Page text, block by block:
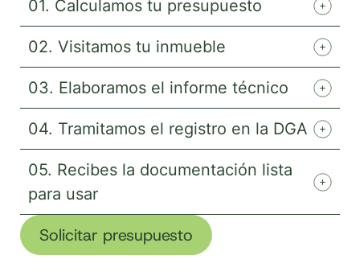
01. Calculamos tu presupuesto
02. Visitamos tu inmueble
03. Elaboramos el informe técnico
04. Tramitamos el registro en la DGA
05. Recibes la documentación lista
para usar
Solicitar presupuesto